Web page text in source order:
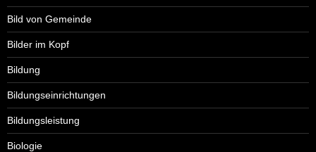
Bild von Gemeinde
Bilder im Kopf
Bildung
Bildungseinrichtungen
Bildungsleistung
Biologie